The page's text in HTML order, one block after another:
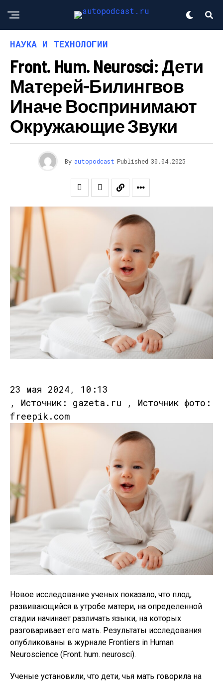
НАУКА И ТЕХНОЛОГИИ
Front. Hum. Neurosci: Дети
Матерей-Билингвов
Иначе Воспринимают
Окружающие Звуки
By autopodcast Published 30.04.2025
23 мая 2024, 10:13
, Источник: gazeta.ru , Источник фото:
freepik.com
Новое исследование ученых показало, что плод,
развивающийся в утробе матери, на определенной
стадии начинает различать языки, на которых
разговаривает его мать. Результаты исследования
опубликованы в журнале Frontiers in Human
Neuroscience (Front. hum. neurosci).
Ученые установили, что дети, чья мать говорила на